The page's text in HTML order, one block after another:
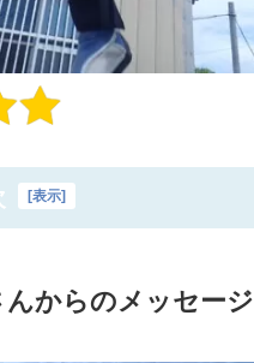
表示
んからのメッセージ